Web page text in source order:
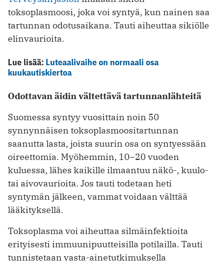
toksoplasmoosi, joka voi syntyä, kun nainen saa
tartunnan odotusaikana. Tauti aiheuttaa sikiölle
elinvaurioita.
Lue lisää: Luteaalivaihe on normaali osa
kuukautiskiertoa
Odottavan äidin vältettävä tartunnanlähteitä
Suomessa syntyy vuosittain noin 50
synnynnäisen toksoplasmoositartunnan
saanutta lasta, joista suurin osa on syntyessään
oireettomia. Myöhemmin, 10–20 vuoden
kuluessa, lähes kaikille ilmaantuu näkö-, kuulo-
tai aivovaurioita. Jos tauti todetaan heti
syntymän jälkeen, vammat voidaan välttää
lääkityksellä.
Toksoplasma voi aiheuttaa silmäinfektioita
erityisesti immuunipuutteisilla potilailla. Tauti
tunnistetaan vasta-ainetutkimuksella